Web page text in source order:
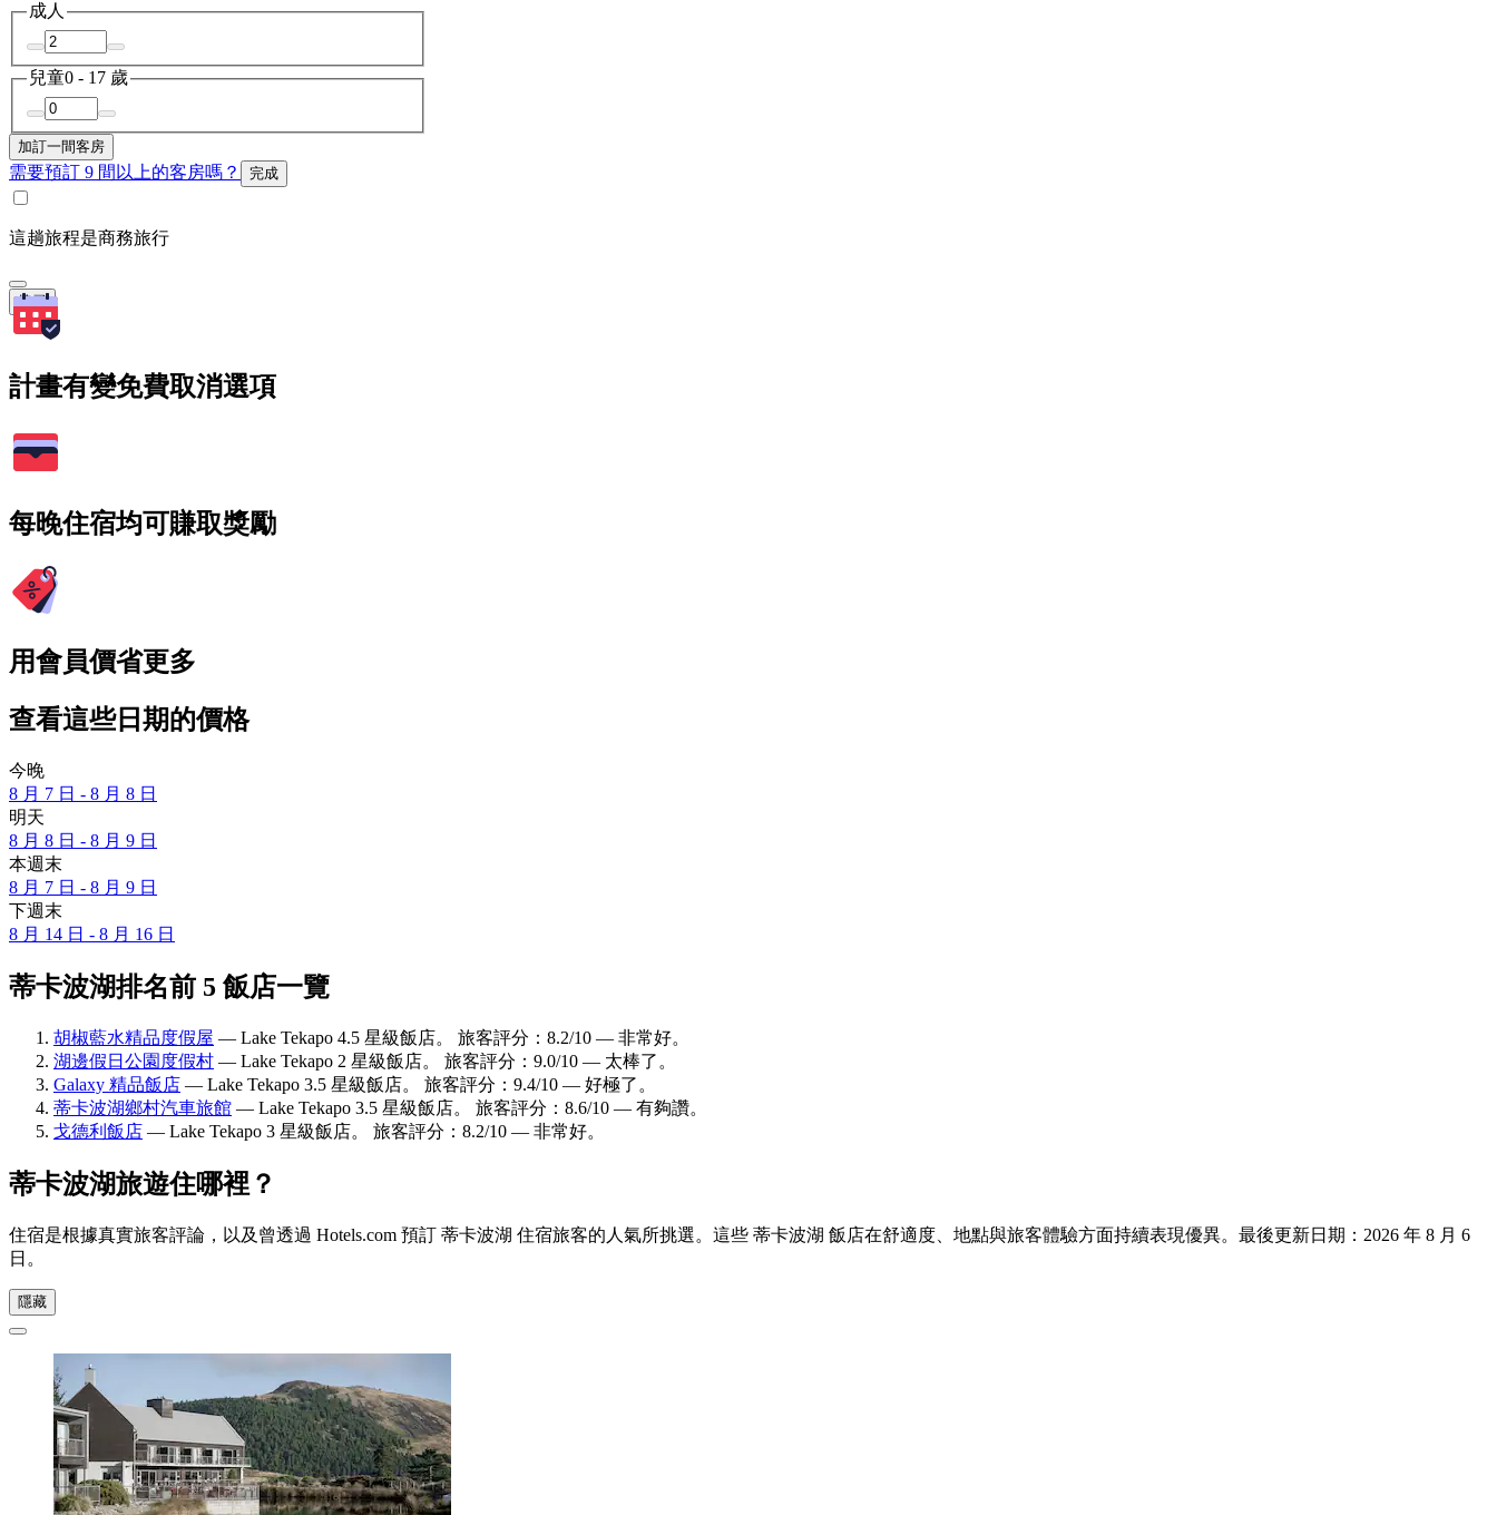
成人
兒童0 - 17 歲
加訂一間客房
需要預訂 9 間以上的客房嗎？ 完成
這趟旅程是商務旅行
搜尋
計畫有變免費取消選項
每晚住宿均可賺取獎勵
用會員價省更多
查看這些日期的價格
今晚
8 月 7 日 - 8 月 8 日
明天
8 月 8 日 - 8 月 9 日
本週末
8 月 7 日 - 8 月 9 日
下週末
8 月 14 日 - 8 月 16 日
蒂卡波湖排名前 5 飯店一覽
胡椒藍水精品度假屋 — Lake Tekapo 4.5 星級飯店。 旅客評分：8.2/10 — 非常好。
湖邊假日公園度假村 — Lake Tekapo 2 星級飯店。 旅客評分：9.0/10 — 太棒了。
Galaxy 精品飯店 — Lake Tekapo 3.5 星級飯店。 旅客評分：9.4/10 — 好極了。
蒂卡波湖鄉村汽車旅館 — Lake Tekapo 3.5 星級飯店。 旅客評分：8.6/10 — 有夠讚。
戈德利飯店 — Lake Tekapo 3 星級飯店。 旅客評分：8.2/10 — 非常好。
蒂卡波湖旅遊住哪裡？
住宿是根據真實旅客評論，以及曾透過 Hotels.com 預訂 蒂卡波湖 住宿旅客的人氣所挑選。這些 蒂卡波湖 飯店在舒適度、地點與旅客體驗方面持續表現優異。最後更新日期： 2026 年 8 月 6
日 。
隱藏